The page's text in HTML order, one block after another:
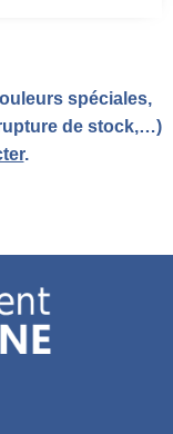
spéciales,
de stock,…)
.